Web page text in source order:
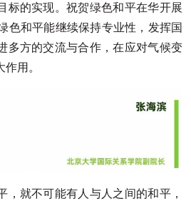
标的实现。祝贺绿色和平在华开展
色和平能继续保持专业性，发挥国
多方的交流与合作，在应对气候变
用。
，就不可能有人与人之间的和平，